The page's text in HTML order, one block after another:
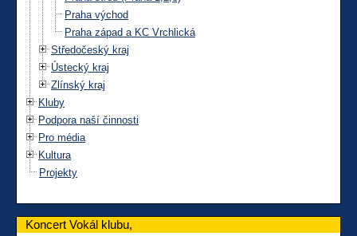
Praha východ
Praha západ a KC Vrchlická
Středočeský kraj
Ústecký kraj
Zlínský kraj
Kluby
Podpora naší činnosti
Pro média
Kultura
Projekty
Koncert Vokál klubu,